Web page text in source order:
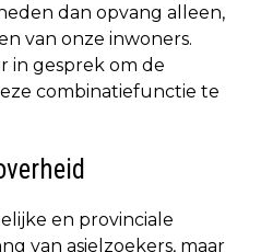
dan opvang alleen,
van onze inwoners.
in gesprek om de
combinatiefunctie te
en provinciale
van asielzoekers, maar